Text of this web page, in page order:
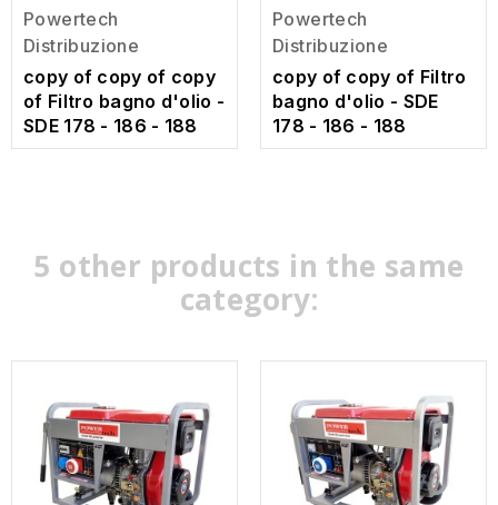
Powertech
Distribuzione
copy of copy of copy
of Filtro bagno d'olio -
SDE 178 - 186 - 188
Powertech
Distribuzione
copy of copy of Filtro
bagno d'olio - SDE
178 - 186 - 188
5 other products in the same
category: